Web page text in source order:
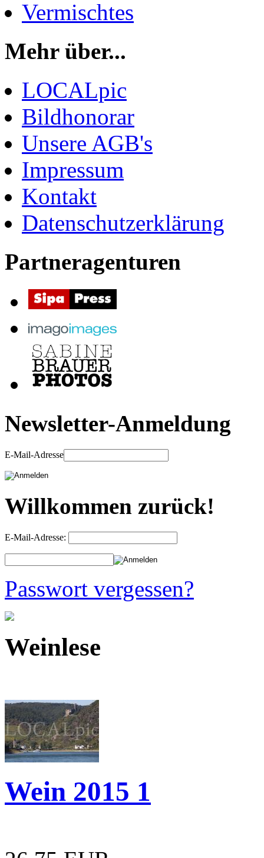
Vermischtes
Mehr über...
LOCALpic
Bildhonorar
Unsere AGB's
Impressum
Kontakt
Datenschutzerklärung
Partneragenturen
Newsletter-Anmeldung
E-Mail-Adresse
Willkommen zurück!
E-Mail-Adresse:
Passwort vergessen?
Weinlese
Wein 2015 1